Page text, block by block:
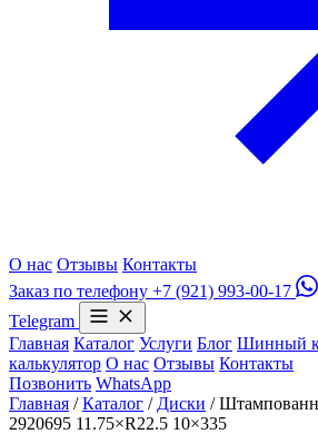
О нас Отзывы Контакты
Заказ по телефону +7 (921) 993-00-17
Telegram
Главная Каталог Услуги Блог Шинный
калькулятор О нас Отзывы Контакты
Позвонить WhatsApp
Главная / Каталог / Диски /
2920695 11.75×R22.5 10×335